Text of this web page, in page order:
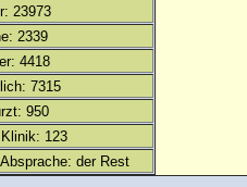
23973
2339
4418
7315
950
123
der Rest